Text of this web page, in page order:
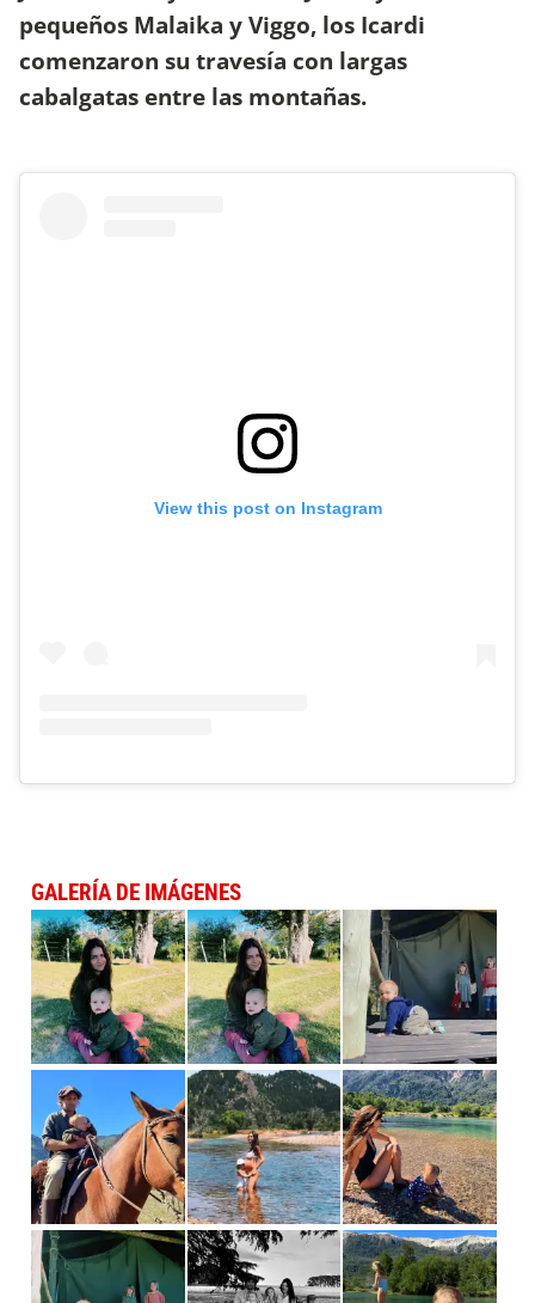
pequeños Malaika y Viggo, los Icardi
comenzaron su travesía con largas
cabalgatas entre las montañas.
View this post on Instagram
GALERÍA DE IMÁGENES